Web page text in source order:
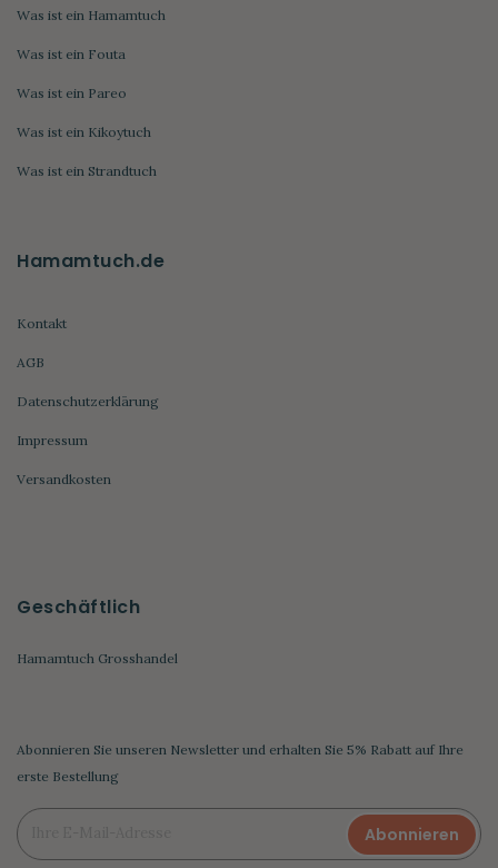
Was ist ein Hamamtuch
Was ist ein Fouta
Was ist ein Pareo
Was ist ein Kikoytuch
Was ist ein Strandtuch
Hamamtuch.de
Kontakt
AGB
Datenschutzerklärung
Impressum
Versandkosten
Geschäftlich
Hamamtuch Grosshandel
Abonnieren Sie unseren Newsletter und erhalten Sie 5% Rabatt auf Ihre
erste Bestellung
Abonnieren